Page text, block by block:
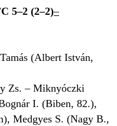
5–2 (2–2)–
(Albert István,
Zs. – Miknyóczki
I. (Biben, 82.),
Medgyes S. (Nagy B.,